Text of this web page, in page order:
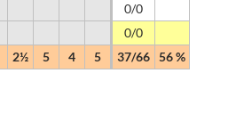
0/0
0/0
2½ 5 4 5 37/66 56 %